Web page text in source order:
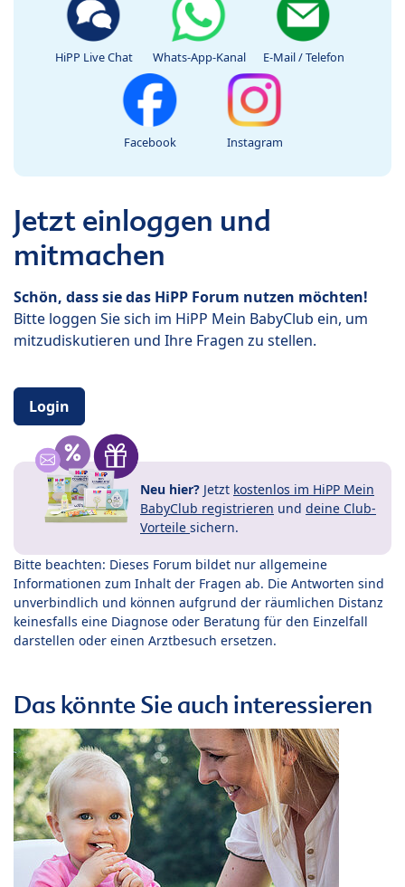
HiPP Live Chat Whats-App-Kanal E-Mail / Telefon
Facebook Instagram
Jetzt einloggen und
mitmachen
Schön, dass sie das HiPP Forum nutzen möchten!
Bitte loggen Sie sich im HiPP Mein BabyClub ein, um
mitzudiskutieren und Ihre Fragen zu stellen.
Login
Neu hier? Jetzt kostenlos im HiPP Mein
BabyClub registrieren und deine Club-
Vorteile sichern.
Bitte beachten: Dieses Forum bildet nur allgemeine
Informationen zum Inhalt der Fragen ab. Die Antworten sind
unverbindlich und können aufgrund der räumlichen Distanz
keinesfalls eine Diagnose oder Beratung für den Einzelfall
darstellen oder einen Arztbesuch ersetzen.
Das könnte Sie auch interessieren